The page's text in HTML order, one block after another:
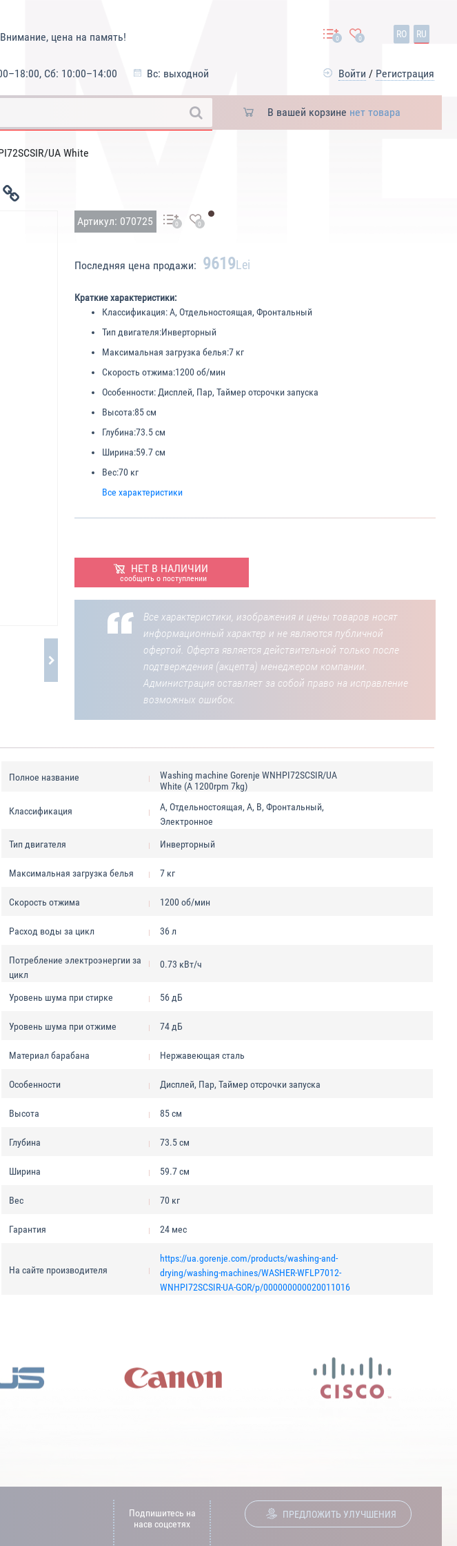
Внимание, цена на память!
Сб: 10:00–14:00 Вс: выходной
0 0 RO RU
Войти / Регистрация
В вашей корзине нет товара
UA White
Артикул: 070725 0 0
Последняя цена продажи: 9619Lei
Краткие характеристики:
Классификация:A, Отдельностоящая, Фронтальный
Тип двигателя:Инверторный
Максимальная загрузка белья:7 кг
Скорость отжима:1200 об/мин
Особенности:Дисплей, Пар, Таймер отсрочки запуска
Высота:85 см
Глубина:73.5 см
Ширина:59.7 см
Вес:70 кг
Все характеристики
НЕТ В НАЛИЧИИ
сообщить о поступлении
Все характеристики, изображения и цены товаров носят
информационный характер и не являются публичной
офертой. Оферта является действительной только после
подтверждения (акцепта) менеджером компании.
Администрация оставляет за собой право на исправление
возможных ошибок.
Полное название
Washing machine Gorenje WNHPI72SCSIR/UA
White (A 1200rpm 7kg)
Классификация
A, Отдельностоящая, A, B, Фронтальный,
Электронное
Тип двигателя Инверторный
Максимальная загрузка белья 7 кг
Скорость отжима 1200 об/мин
Расход воды за цикл 36 л
Потребление электроэнергии за
цикл
0.73 кВт/ч
Уровень шума при стирке 56 дБ
Уровень шума при отжиме 74 дБ
Материал барабана Нержавеющая сталь
Особенности Дисплей, Пар, Таймер отсрочки запуска
Высота 85 см
Глубина 73.5 см
Ширина 59.7 см
Вес 70 кг
Гарантия 24 мес
На сайте производителя
https://ua.gorenje.com/products/washing-and-
drying/washing-machines/WASHER-WFLP7012-
WNHPI72SCSIR-UA-GOR/p/000000000020011016
Подпишитесь на
насв соцсетях
ПРЕДЛОЖИТЬ УЛУЧШЕНИЯ